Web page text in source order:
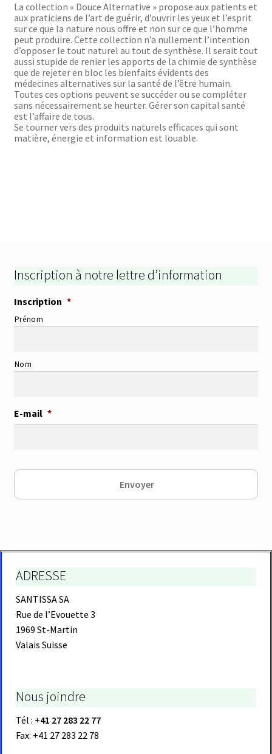
La collection « Douce Alternative » propose aux patients et
aux praticiens de I’art de guérir, d’ouvrir les yeux et l’esprit
sur ce que la nature nous offre et non sur ce que l’homme
peut produire. Cette collection n’a nullement l’intention
d’opposer le tout naturel au tout de synthèse. Il serait tout
aussi stupide de renier les apports de la chimie de synthèse
que de rejeter en bloc les bienfaits évidents des
médecines alternatives sur la santé de l’être humain.
Toutes ces options peuvent se succéder ou se compléter
sans nécessairement se heurter. Gérer son capital santé
est l’affaire de tous.
Se tourner vers des produits naturels efficaces qui sont
matière, énergie et information est louable.
Inscription à notre lettre d’information
Inscription *
Prénom
Nom
E-mail *
ADRESSE
SANTISSA SA
Rue de l’Evouette 3
1969 St-Martin
Valais Suisse
Nous joindre
Tél : +41 27 283 22 77
Fax: +41 27 283 22 78